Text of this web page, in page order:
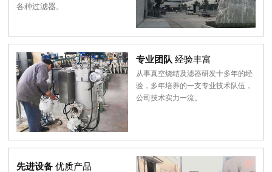
各种过滤器。
专业团队 经验丰富
从事真空烧结及滤器研发十多年的经
验，多年培养的一支专业技术队伍，
公司技术实力一流。
先进设备 优质产品